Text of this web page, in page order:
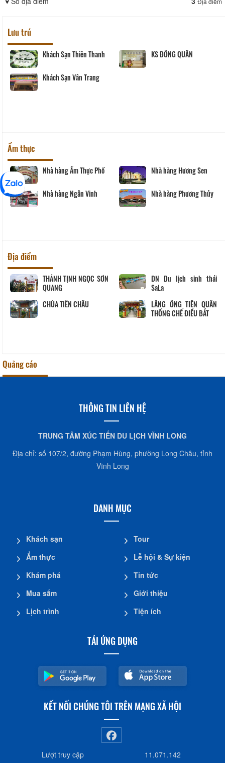
Lưu trú
Khách Sạn Thiên Thanh KS ĐÔNG QUÂN
Khách Sạn Vân Trang
Ẩm thực
Nhà hàng Ẩm Thực Phố Nhà hàng Hương Sen
Nhà hàng Ngân Vinh Nhà hàng Phương Thủy
Địa điểm
THÁNH TỊNH NGỌC SƠN
QUANG
DN Du lịch sinh thái
SaLa
CHÙA TIÊN CHÂU
LĂNG ÔNG TIỀN QUÂN
THỐNG CHẾ ĐIỀU BÁT
Quảng cáo
THÔNG TIN LIÊN HỆ
TRUNG TÂM XÚC TIẾN DU LỊCH VĨNH LONG
Địa chỉ: số 107/2, đường Phạm Hùng, phường Long Châu, tỉnh
Vĩnh Long
DANH MỤC
Khách sạn
Ẩm thực
Khám phá
Mua sắm
Lịch trình
Tour
Lễ hội & Sự kiện
Tin tức
Giới thiệu
Tiện ích
TẢI ỨNG DỤNG
KẾT NỐI CHÚNG TÔI TRÊN MẠNG XÃ HỘI
Lượt truy cập
11.071.142